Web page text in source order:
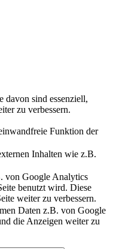
davon sind essenziell,
zu verbessern.
Funktion der
Inhalten wie z.B.
von Google Analytics
benutzt wird. Diese
weiter zu verbessern.
Daten z.B. von Google
die Anzeigen weiter zu